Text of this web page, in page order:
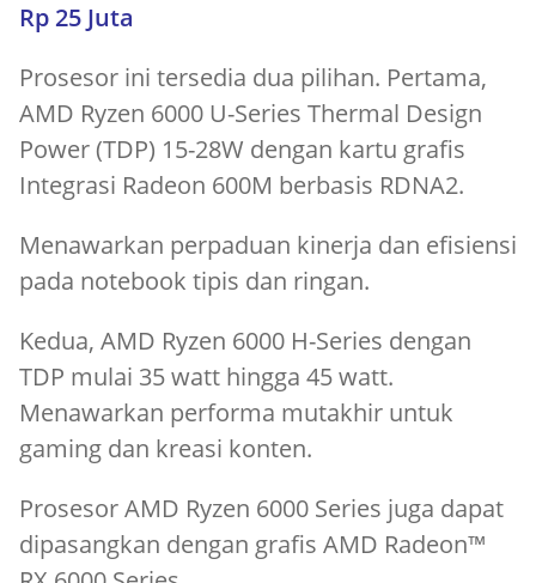
Rp 25 Juta
Prosesor ini tersedia dua pilihan. Pertama,
AMD Ryzen 6000 U-Series Thermal Design
Power (TDP) 15-28W dengan kartu grafis
Integrasi Radeon 600M berbasis RDNA2.
Menawarkan perpaduan kinerja dan efisiensi
pada notebook tipis dan ringan.
Kedua, AMD Ryzen 6000 H-Series dengan
TDP mulai 35 watt hingga 45 watt.
Menawarkan performa mutakhir untuk
gaming dan kreasi konten.
Prosesor AMD Ryzen 6000 Series juga dapat
dipasangkan dengan grafis AMD Radeon™